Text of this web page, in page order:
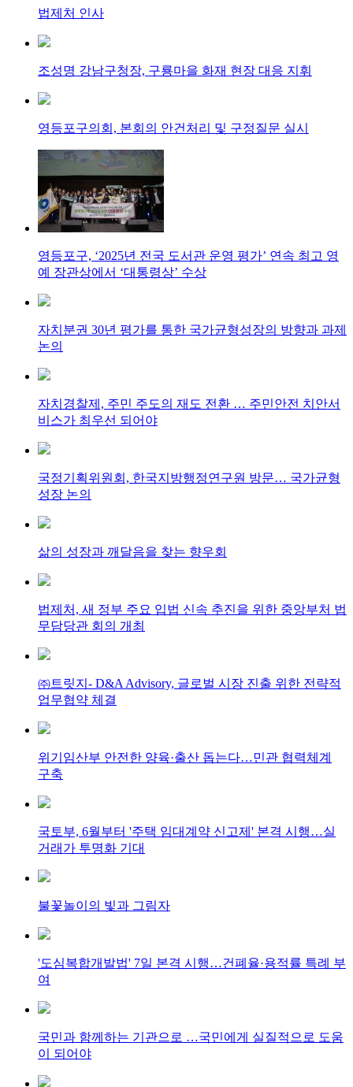
법제처 인사
조성명 강남구청장, 구룡마을 화재 현장 대응 지휘
영등포구의회, 본회의 안건처리 및 구정질문 실시
영등포구, ‘2025년 전국 도서관 운영 평가’ 연속 최고 영
예 장관상에서 ‘대통령상’ 수상
자치분권 30년 평가를 통한 국가균형성장의 방향과 과제
논의
자치경찰제, 주민 주도의 재도 전환 … 주민안전 치안서
비스가 최우선 되어야
국정기획위원회, 한국지방행정연구원 방문… 국가균형
성장 논의
삶의 성장과 깨달음을 찾는 향우회
법제처, 새 정부 주요 입법 신속 추진을 위한 중앙부처 법
무담당관 회의 개최
㈜트릿지- D&A Advisory, 글로벌 시장 진출 위한 전략적
업무협약 체결
위기임산부 안전한 양육·출산 돕는다…민관 협력체계
구축
국토부, 6월부터 '주택 임대계약 신고제' 본격 시행…실
거래가 투명화 기대
불꽃놀이의 빛과 그림자
'도심복합개발법' 7일 본격 시행…건폐율·용적률 특례 부
여
국민과 함께하는 기관으로 …국민에게 실질적으로 도움
이 되어야